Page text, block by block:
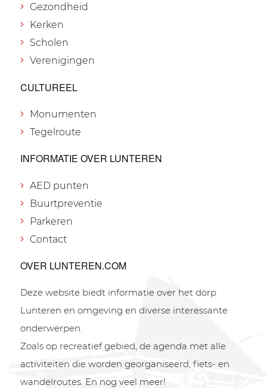
Gezondheid
Kerken
Scholen
Verenigingen
CULTUREEL
Monumenten
Tegelroute
INFORMATIE OVER LUNTEREN
AED punten
Buurtpreventie
Parkeren
Contact
OVER LUNTEREN.COM
Deze website biedt informatie over het dorp
Lunteren en omgeving en diverse interessante
onderwerpen.
Zoals op recreatief gebied, de agenda met alle
activiteiten die worden georganiseerd, fiets- en
wandelroutes. En nog veel meer!